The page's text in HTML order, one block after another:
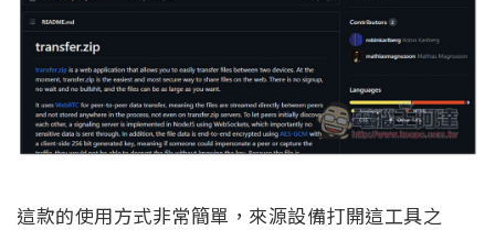
這款的使用方式非常簡單，來源設備打開這工具之